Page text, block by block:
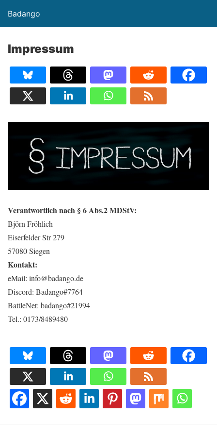
Badango
Impressum
Verantwortlich nach § 6 Abs.2 MDStV:
Björn Fröhlich
Eiserfelder Str 279
57080 Siegen
Kontakt:
eMail: info@badango.de
Discord: Badango#7764
BattleNet: badango#21994
Tel.: 0173/8489480